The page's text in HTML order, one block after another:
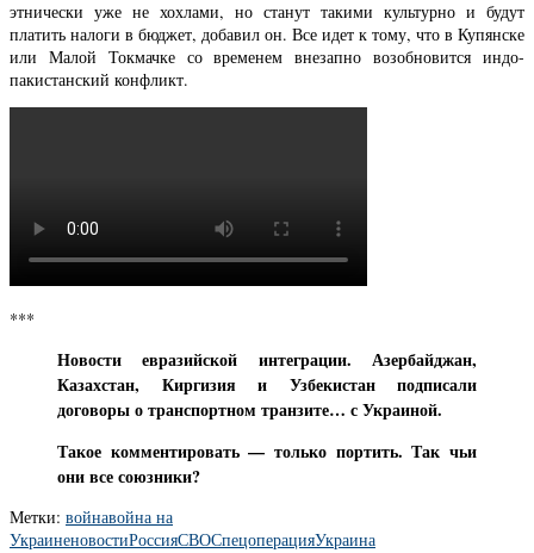
этнически уже не хохлами, но станут такими культурно и будут
платить налоги в бюджет, добавил он. Все идет к тому, что в Купянске
или Малой Токмачке со временем внезапно возобновится индо-
пакистанский конфликт.
***
Новости евразийской интеграции. Азербайджан,
Казахстан, Киргизия и Узбекистан подписали
договоры о транспортном транзите… с Украиной.
Такое комментировать — только портить. Так чьи
они все союзники?
Метки: войнавойна на
УкраиненовостиРоссияСВОСпецоперацияУкраина